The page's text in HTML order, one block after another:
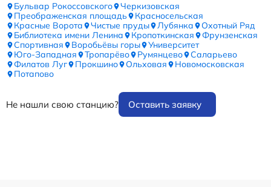
Бульвар Рокоссовского
Черкизовская
Преображенская площадь
Красносельская
Красные Ворота
Чистые пруды Лубянка
Охотный Ряд
Библиотека имени Ленина
Кропоткинская
Фрунзенская
Спортивная
Воробьёвы горы
Университет
Юго-Западная
Тропарёво Румянцево
Саларьево
Филатов Луг
Прокшино Ольховая
Новомосковская
Потапово
Не нашли свою станцию? Оставить заявку